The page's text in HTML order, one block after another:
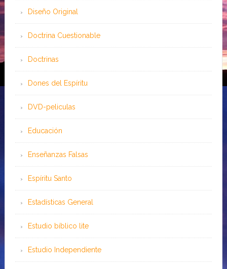
Diseño Original
Doctrina Cuestionable
Doctrinas
Dones del Espíritu
DVD-peliculas
Educación
Enseñanzas Falsas
Espíritu Santo
Estadísticas General
Estudio bíblico lite
Estudio Independiente